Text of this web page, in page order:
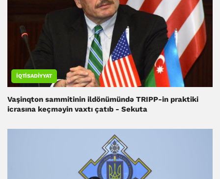
İQTISADIYYAT
Vaşinqton sammitinin ildönümündə TRIPP-in praktiki
icrasına keçməyin vaxtı çatıb - Sekuta